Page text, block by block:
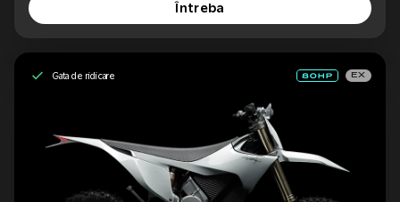
Întreba
Gata de ridicare EX